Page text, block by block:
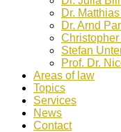
Dr.
Dr. Arnd
Christopher
Stefan
Prof. Dr.
Areas of law
Topics
Services
News
Contact